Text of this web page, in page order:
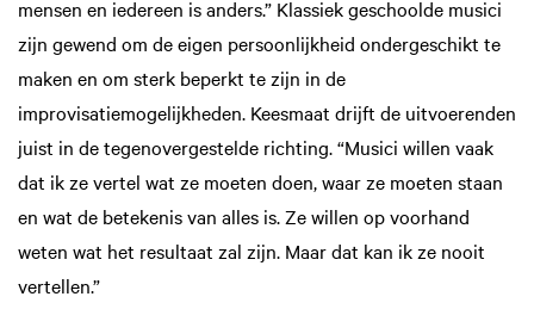
mensen en iedereen is anders.” Klassiek geschoolde musici
zijn gewend om de eigen persoonlijkheid ondergeschikt te
maken en om sterk beperkt te zijn in de
improvisatiemogelijkheden. Keesmaat drijft de uitvoerenden
juist in de tegenovergestelde richting. “Musici willen vaak
dat ik ze vertel wat ze moeten doen, waar ze moeten staan
en wat de betekenis van alles is. Ze willen op voorhand
weten wat het resultaat zal zijn. Maar dat kan ik ze nooit
vertellen.”